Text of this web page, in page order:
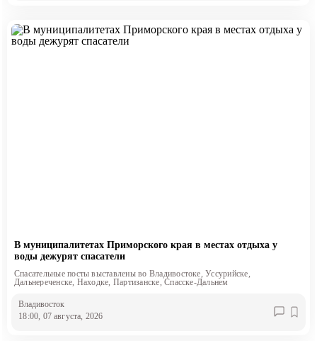
В муниципалитетах Приморского края в местах отдыха у
воды дежурят спасатели
Спасательные посты выставлены во Владивостоке, Уссурийске,
Дальнереченске, Находке, Партизанске, Спасске-Дальнем
Владивосток
18:00, 07 августа, 2026